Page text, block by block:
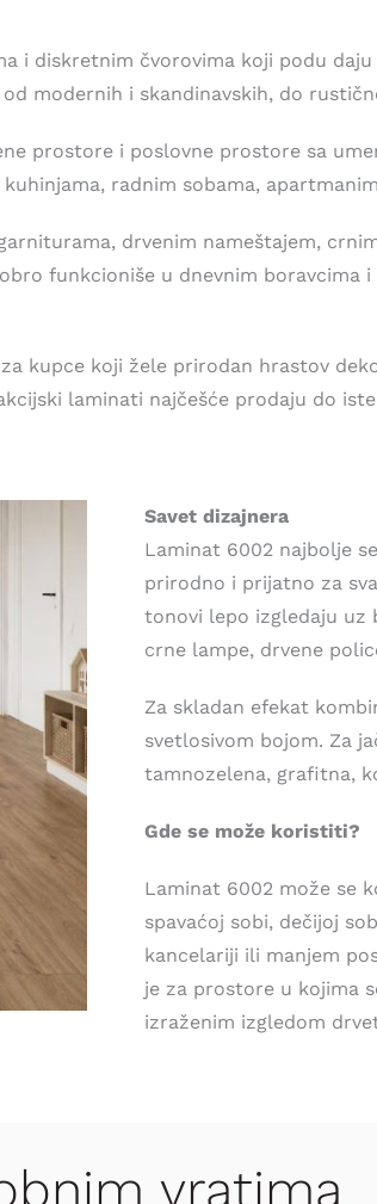
i diskretnim čvorovima koji podu
modernih i skandinavskih, do
prostore i poslovne prostore sa
radnim sobama,
drvenim nameštajem,
funkcioniše u dnevnim boravcima
kupce koji žele prirodan hrastov
laminati najčešće prodaju do
Savet dizajnera
Laminat 6002 najbolje
prirodno i prijatno za
tonovi lepo izgledaju uz
crne lampe, drvene
Za skladan efekat
svetlosivom bojom. Za
tamnozelena, grafitna,
Gde se može koristiti?
Laminat 6002 može se
spavaćoj sobi, dečijoj
kancelariji ili manjem
je za prostore u kojima
izraženim izgledom
vratima